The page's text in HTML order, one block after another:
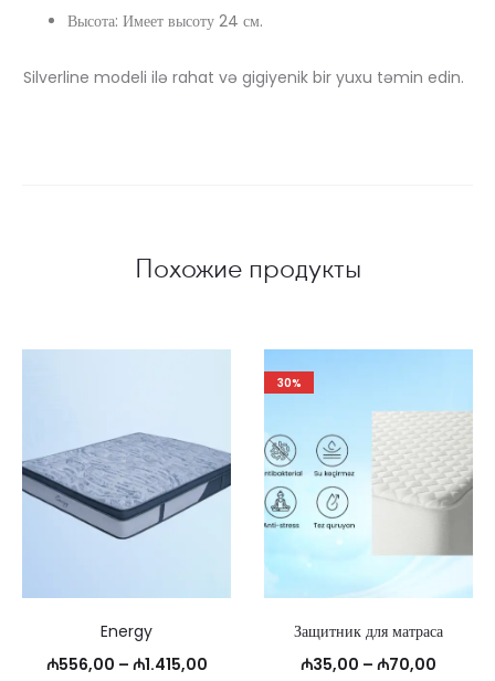
Высота: Имеет высоту 24 см.
Silverline modeli ilə rahat və gigiyenik bir yuxu təmin edin.
Похожие продукты
Energy
₼556,00 – ₼1.415,00Диапазон
30%
Защитник для матраса
₼35,00 – ₼70,00